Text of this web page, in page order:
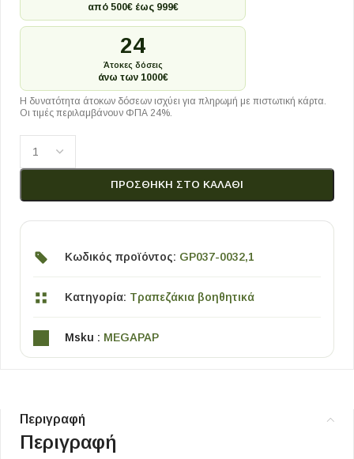
από 500€ έως 999€
24
Άτοκες δόσεις
άνω των 1000€
Η δυνατότητα άτοκων δόσεων ισχύει για πληρωμή με πιστωτική κάρτα.
Οι τιμές περιλαμβάνουν ΦΠΑ 24%.
ΠΡΟΣΘΉΚΗ ΣΤΟ ΚΑΛΆΘΙ
Κωδικός προϊόντος: GP037-0032,1
Κατηγορία: Τραπεζάκια βοηθητικά
Msku : MEGAPAP
Περιγραφή
Περιγραφή